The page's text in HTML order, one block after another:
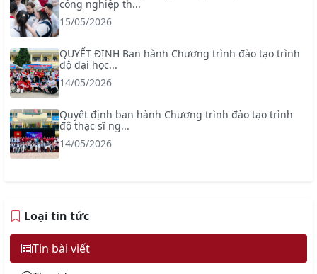
công nghiệp th...
15/05/2026
QUYẾT ĐỊNH Ban hành Chương trình đào tạo trình
độ đại học...
14/05/2026
Quyết định ban hành Chương trình đào tạo trình
độ thạc sĩ ng...
14/05/2026
Loại tin tức
Tin bài viết